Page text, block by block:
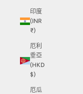
印度
(INR
₹)
厄利
垂亞
(HKD
$)
厄瓜